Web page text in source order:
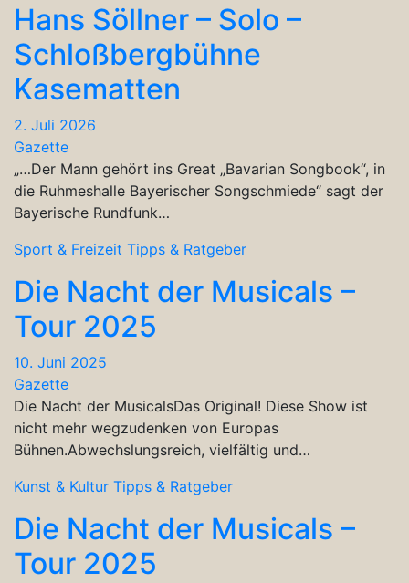
Hans Söllner – Solo –
Schloßbergbühne
Kasematten
2. Juli 2026
Gazette
„…Der Mann gehört ins Great „Bavarian Songbook“, in
die Ruhmeshalle Bayerischer Songschmiede“ sagt der
Bayerische Rundfunk…
Sport & Freizeit Tipps & Ratgeber
Die Nacht der Musicals –
Tour 2025
10. Juni 2025
Gazette
Die Nacht der MusicalsDas Original! Diese Show ist
nicht mehr wegzudenken von Europas
Bühnen.Abwechslungsreich, vielfältig und…
Kunst & Kultur Tipps & Ratgeber
Die Nacht der Musicals –
Tour 2025